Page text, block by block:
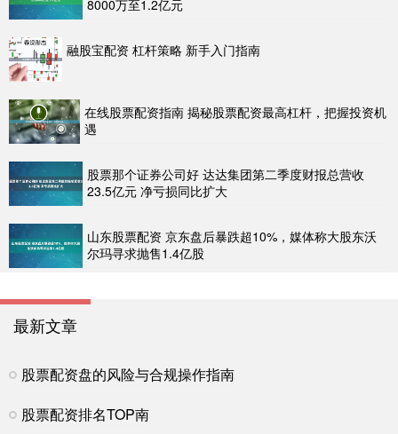
8000万至1.2亿元
融股宝配资 杠杆策略 新手入门指南
在线股票配资指南 揭秘股票配资最高杠杆，把握投资机
遇
股票那个证券公司好 达达集团第二季度财报总营收
23.5亿元 净亏损同比扩大
山东股票配资 京东盘后暴跌超10%，媒体称大股东沃
尔玛寻求抛售1.4亿股
最新文章
股票配资盘的风险与合规操作指南
股票配资排名TOP南